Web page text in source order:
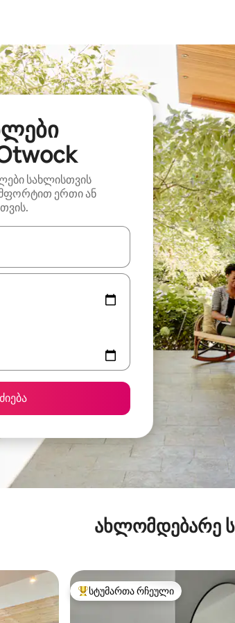
სახლისთვის
ერთი ან
გახდება, ნავიგაციისთვის გამოიყენეთ
ძიება
ახლომდებარე
სტუმართა რჩეული მოწინავე
სტუმართა რჩეული